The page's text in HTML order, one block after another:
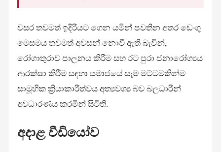
වසර තවමත් ඉදිරියට ගෙන යමින් පවතින අතර ඩෙංගු
මෙසමය තවමත් අවසන් නොවී ඇති බැවින්,
රෝගාතුරාව පාලනය කිරීම සහ රට පුරා ජනාරෝග්‍යය
ආරක්ෂා කිරීම සඳහා සමාජයේ සෑම මට්ටමකින්ම
සාමූහික ක්‍රියාකාරීත්වය අත්‍යවශ්‍ය බව බලධාරීන්
අවධාරණය කරමින් සිටිති.
අදාළ වීඩියෝව